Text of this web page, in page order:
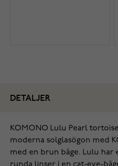
DETALJER
KOMONO Lulu Pearl
moderna solglasögon med
med en brun båge. Lulu har